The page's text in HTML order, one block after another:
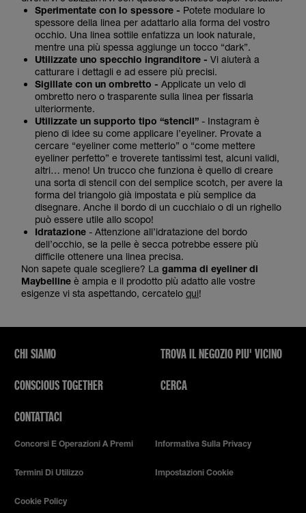
Sperimentate con lo spessore - Potete modulare lo
spessore della linea per adattarlo alla forma del vostro
occhio. Una linea sottile enfatizza un look naturale,
mentre una più spessa aggiunge un tocco “dark”.
Utilizzate uno specchio ingranditore - Vi aiuterà a
catturare i dettagli e ad essere più precisi.
Sigillate con un ombretto - Applicate un velo di
ombretto nero o trasparente sulla linea per fissarla
ulteriormente.
Utilizzate un supporto tipo “stencil” - Instagram è
pieno di idee su come applicare l’eyeliner. Provate a
cercare “eyeliner come metterlo” o “come mettere
eyeliner perfetto” e troverete tantissimi test, alcuni validi,
altri… meno! Un trucco che funziona è quello di creare
una sorta di stencil con del semplice scotch, per avere la
forma del triangolo già impostata e più semplice da
disegnare. Anche il bordo di un cucchiaio o di un righello
può essere utile allo scopo!
Idratazione - Attenzione all’idratazione del bordo
dell’occhio, se la pelle è secca potrebbe essere più
difficile ottenere una linea precisa.
Non sapete quale scegliere? La gamma di eyeliner di
Maybelline è ampia e il prodotto più adatto alle vostre
esigenze vi sta aspettando, cercatelo qui!
CHI SIAMO
CONSCIOUS TOGETHER
CONTATTACI
TROVA IL NEGOZIO PIU' VICINO
CERCA
Concorsi E Operazioni A Premi Informativa Sulla Privacy
Termini Di Utilizzo Impostazioni Cookie
Cookie Policy